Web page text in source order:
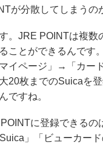
が分散してしまうの
。JRE POINTは複数
ことができるんです
イページ」→「カー
20枚までのSuicaを
ですね。
に登録できるの
」「ビューカード